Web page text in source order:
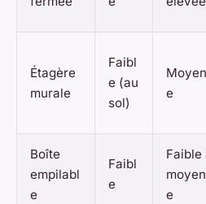
Étagère
murale
Faibl
e (au
sol)
e
Boîte
empilabl
e
Faibl
e
Faible
e